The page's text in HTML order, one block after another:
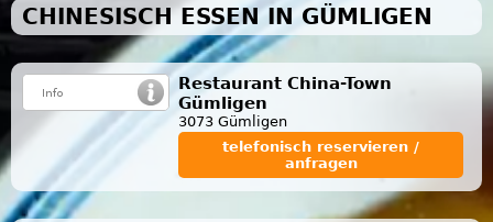
CHINESISCH ESSEN IN GÜMLIGEN
Restaurant China-Town
Gümligen
3073 Gümligen
telefonisch reservieren /
anfragen